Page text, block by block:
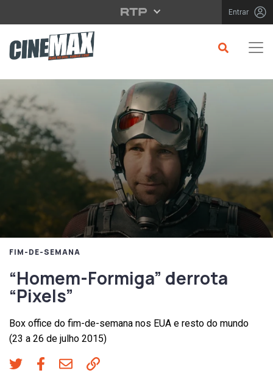
Saltar para o conteúdo principal Entrar
FIM-DE-SEMANA
“Homem-Formiga” derrota
“Pixels”
Box office do fim-de-semana nos EUA e resto do mundo
(23 a 26 de julho 2015)